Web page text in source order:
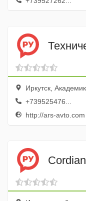
Иркутск,
+739525476...
http://ars-avto.com